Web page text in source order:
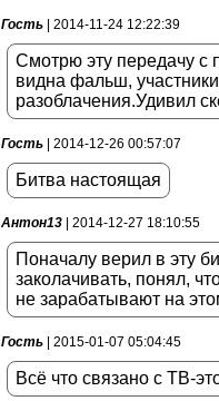
Гость | 2014-11-24 12:22:39
Смотрю эту передачу с
видна фальш, участники
разоблачения.Удивил
Гость | 2014-12-26 00:57:07
Битва настоящая
Антон13 | 2014-12-27 18:10:55
Поначалу верил в эту
заколачивать, понял,
не зарабатывают на
Гость | 2015-01-07 05:04:45
Всё что связано с ТВ-